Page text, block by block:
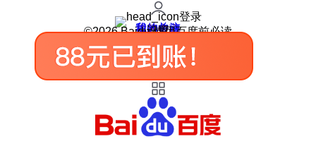
登录
我的关注
我的收藏
皮肤中心
用户反馈
设置
©2026 Baidu 使用百度前必读